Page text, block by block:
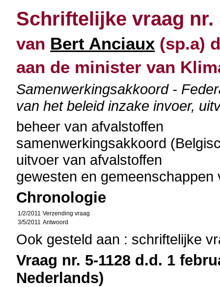
Schriftelijke vraag nr.
van Bert Anciaux (sp.a)
aan de minister van
Samenwerkingsakkoord -
van het beleid inzake invoer,
beheer van afvalstoffen
samenwerkingsakkoord
uitvoer van afvalstoffen
gewesten en gemeenschappen
Chronologie
1/2/2011 Verzending vraag
3/5/2011 Antwoord
Ook gesteld aan : schriftelijke
Vraag nr. 5-1128 d.d. 1
Nederlands)